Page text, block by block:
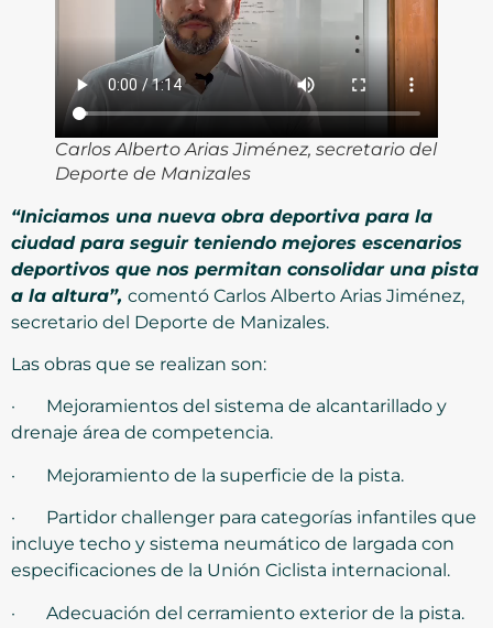
Carlos Alberto Arias Jiménez, secretario del
Deporte de Manizales
“Iniciamos una nueva obra deportiva para la
ciudad para seguir teniendo mejores escenarios
deportivos que nos permitan consolidar una pista
a la altura”, comentó Carlos Alberto Arias Jiménez,
secretario del Deporte de Manizales.
Las obras que se realizan son:
· Mejoramientos del sistema de alcantarillado y
drenaje área de competencia.
· Mejoramiento de la superficie de la pista.
· Partidor challenger para categorías infantiles que
incluye techo y sistema neumático de largada con
especificaciones de la Unión Ciclista internacional.
· Adecuación del cerramiento exterior de la pista.